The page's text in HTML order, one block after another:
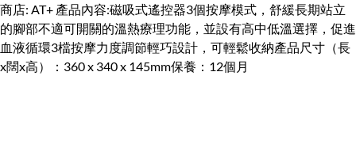
商店: AT+ 產品內容:磁吸式遙控器3個按摩模式，舒緩長期站立
的腳部不適可開關的溫熱療理功能，並設有高中低溫選擇，促進
血液循環3檔按摩力度調節輕巧設計，可輕鬆收納產品尺寸（長
x闊x高）：360 x 340 x 145mm保養：12個月